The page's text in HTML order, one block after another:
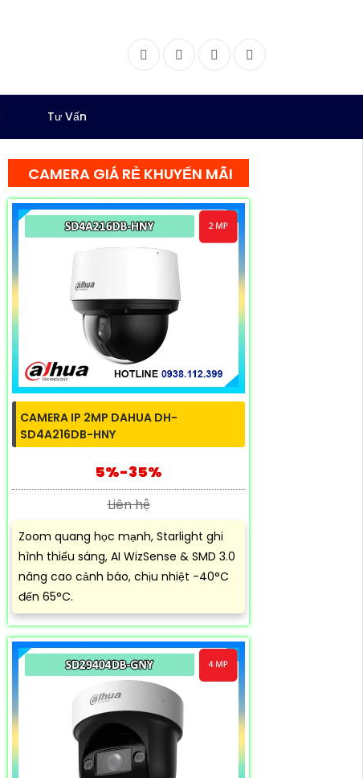
FacebookTwitter InstagramDribbble
Tư Vấn
CAMERA GIÁ RẺ KHUYẾN MÃI
CAMERA IP 2MP DAHUA DH-
SD4A216DB-HNY
5%-35%
Liên hệ
Zoom quang học mạnh, Starlight ghi
hình thiếu sáng, AI WizSense & SMD 3.0
nâng cao cảnh báo, chịu nhiệt -40°C
đến 65°C.